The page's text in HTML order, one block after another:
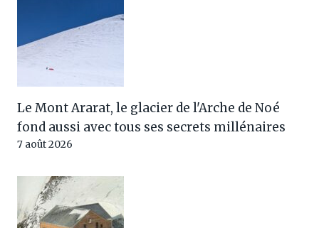
Le Mont Ararat, le glacier de l'Arche de Noé
fond aussi avec tous ses secrets millénaires
7 août 2026